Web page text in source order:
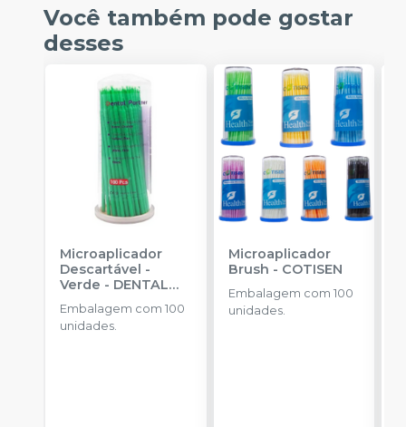
Você também pode gostar
desses
Microaplicador
Descartável -
Verde - DENTAL
PARTNER
Embalagem com 100
unidades.
Microaplicador
Brush - COTISEN
Embalagem com 100
unidades.